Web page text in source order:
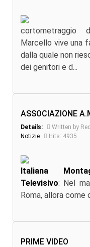
cortometraggio
Marcello vive una
dalla quale non
dei genitori e d...
ASSOCIAZIONE
Details: Written by
Notizie
Hits: 4935
Italiana
Televisivo: Nel
Roma, allora come
PRIME VIDEO